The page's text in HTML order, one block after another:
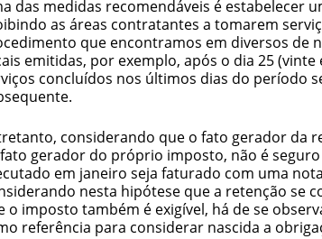
das medidas recomendáveis é estabelecer
as áreas contratantes a tomarem
que encontramos em diversos de
emitidas, por exemplo, após o dia 25
concluídos nos últimos dias do período
considerando que o fato gerador da
gerador do próprio imposto, não é
em janeiro seja faturado com uma
nesta hipótese que a retenção se
o imposto também é exigível, há de se
referência para considerar nascida a